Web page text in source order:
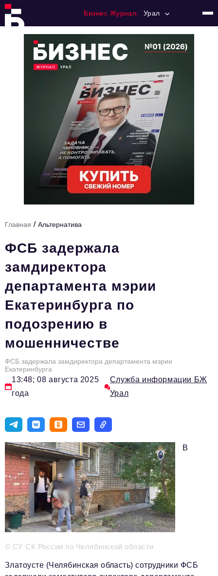
Бизнес Журнал: Урал
Тема номера
Инфраструктура развития
Технологии и тренды
Ниши и рынки
Цитаты
Туризм
Новости
Импортозамещение
ИННОПРОМ
Топ-100 влиятельных людей Свердловской области
Авторские материалы
Видео
ТОП-100 влиятельных людей — 2025
Телефон редакции:+7 495 727-01-67
Электронные почты редакции:
Информационный отдел
info@business-magazine.online
Отдел рекламы
reklama@business-magazine.online
podpiska@business-magazine.online
Отдел по работе с партнерами
Главная / Альтернатива
ФСБ задержала
замдиректора
департамента мэрии
Екатеринбурга по
подозрению в
мошенничестве
ФСБ задержала замдиректора департамента мэрии
Екатеринбурга
13:48; 08 августа 2025
года
Служба информации БЖ
Урал
© СУ СК России по Челябинской области
В
Златоусте (Челябинская область) сотрудники ФСБ